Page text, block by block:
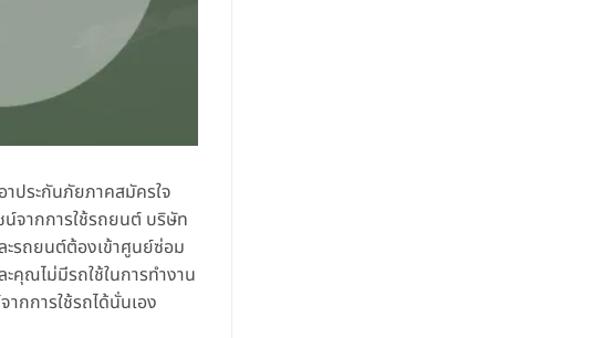
ประกันภัยภาคสมัครใจ
จากการใช้รถยนต์ บริษัท
รถยนต์ต้องเข้าศูนย์ซ่อม
คุณไม่มีรถใช้ในการทำงาน
กการใช้รถได้นั่นเอง